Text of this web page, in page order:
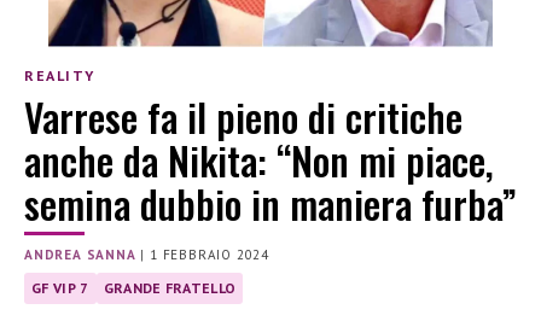
REALITY
Varrese fa il pieno di critiche
anche da Nikita: “Non mi piace,
semina dubbio in maniera furba”
ANDREA SANNA | 1 FEBBRAIO 2024
GF VIP 7 GRANDE FRATELLO